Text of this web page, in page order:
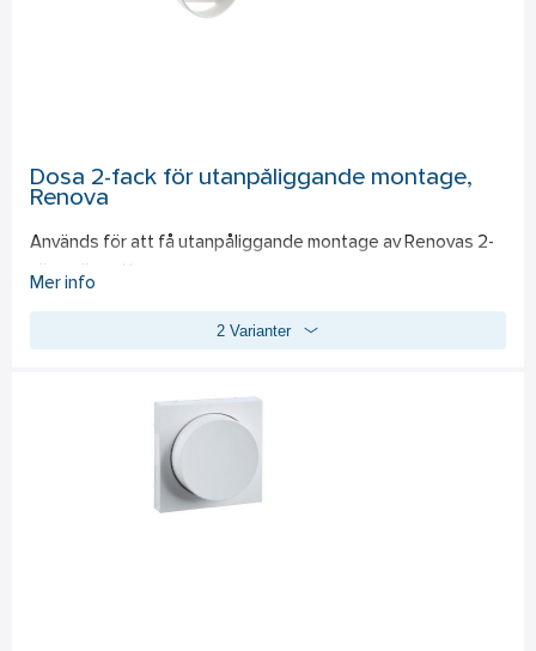
montage används dosa 35 mm.
Dosa 2-fack för utanpåliggande montage,
Renova
Används för att få utanpåliggande montage av Renovas 2-
vägs vägguttag.
Mer info
2 Varianter